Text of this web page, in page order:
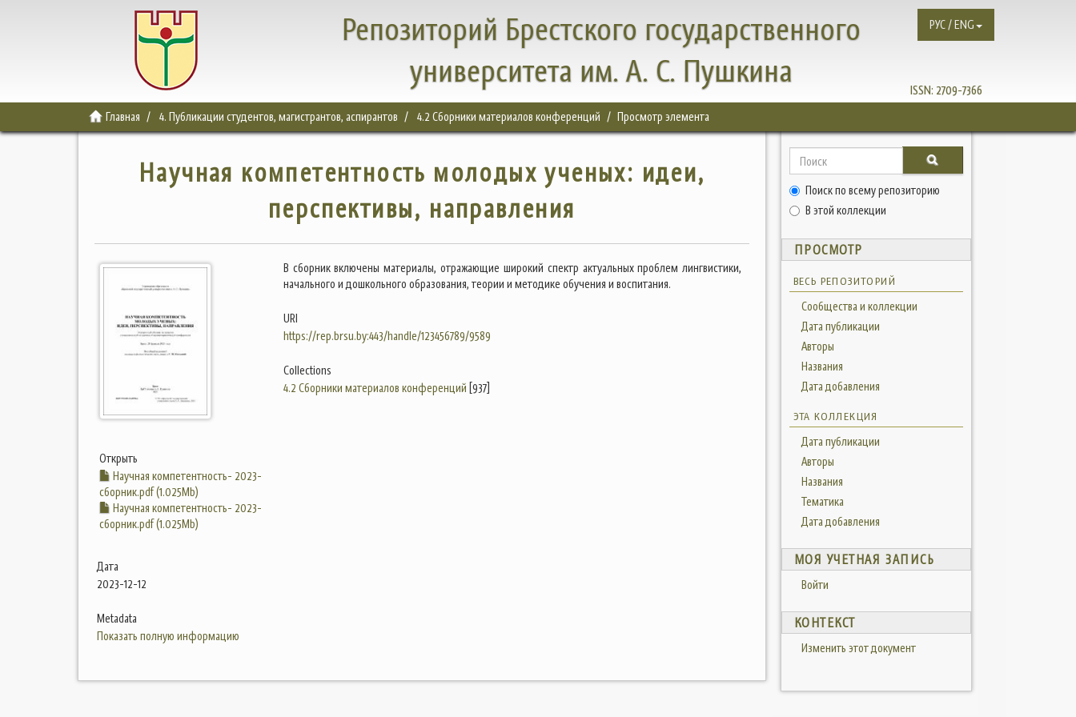
Репозиторий Брестского государственного
университета им. А. С. Пушкина
ISSN: 2709-7366
РУС / ENG
Главная 4. Публикации студентов, магистрантов, аспирантов 4.2 Сборники материалов конференций Просмотр элемента
Научная компетентность молодых ученых: идеи,
перспективы, направления
Открыть
Научная компетентность- 2023-
сборник.pdf (1.025Mb)
Научная компетентность- 2023-
сборник.pdf (1.025Mb)
Дата
2023-12-12
Metadata
Показать полную информацию
В сборник включены материалы, отражающие широкий спектр актуальных проблем лингвистики,
начального и дошкольного образования, теории и методике обучения и воспитания.
URI
https://rep.brsu.by:443/handle/123456789/9589
Collections
4.2 Сборники материалов конференций [937]
Поиск по всему репозиторию
В этой коллекции
ПРОСМОТР
ВЕСЬ РЕПОЗИТОРИЙ
Сообщества и коллекции
Дата публикации
Авторы
Названия
Дата добавления
ЭТА КОЛЛЕКЦИЯ
Дата публикации
Авторы
Названия
Тематика
Дата добавления
МОЯ УЧЕТНАЯ ЗАПИСЬ
Войти
КОНТЕКСТ
Изменить этот документ